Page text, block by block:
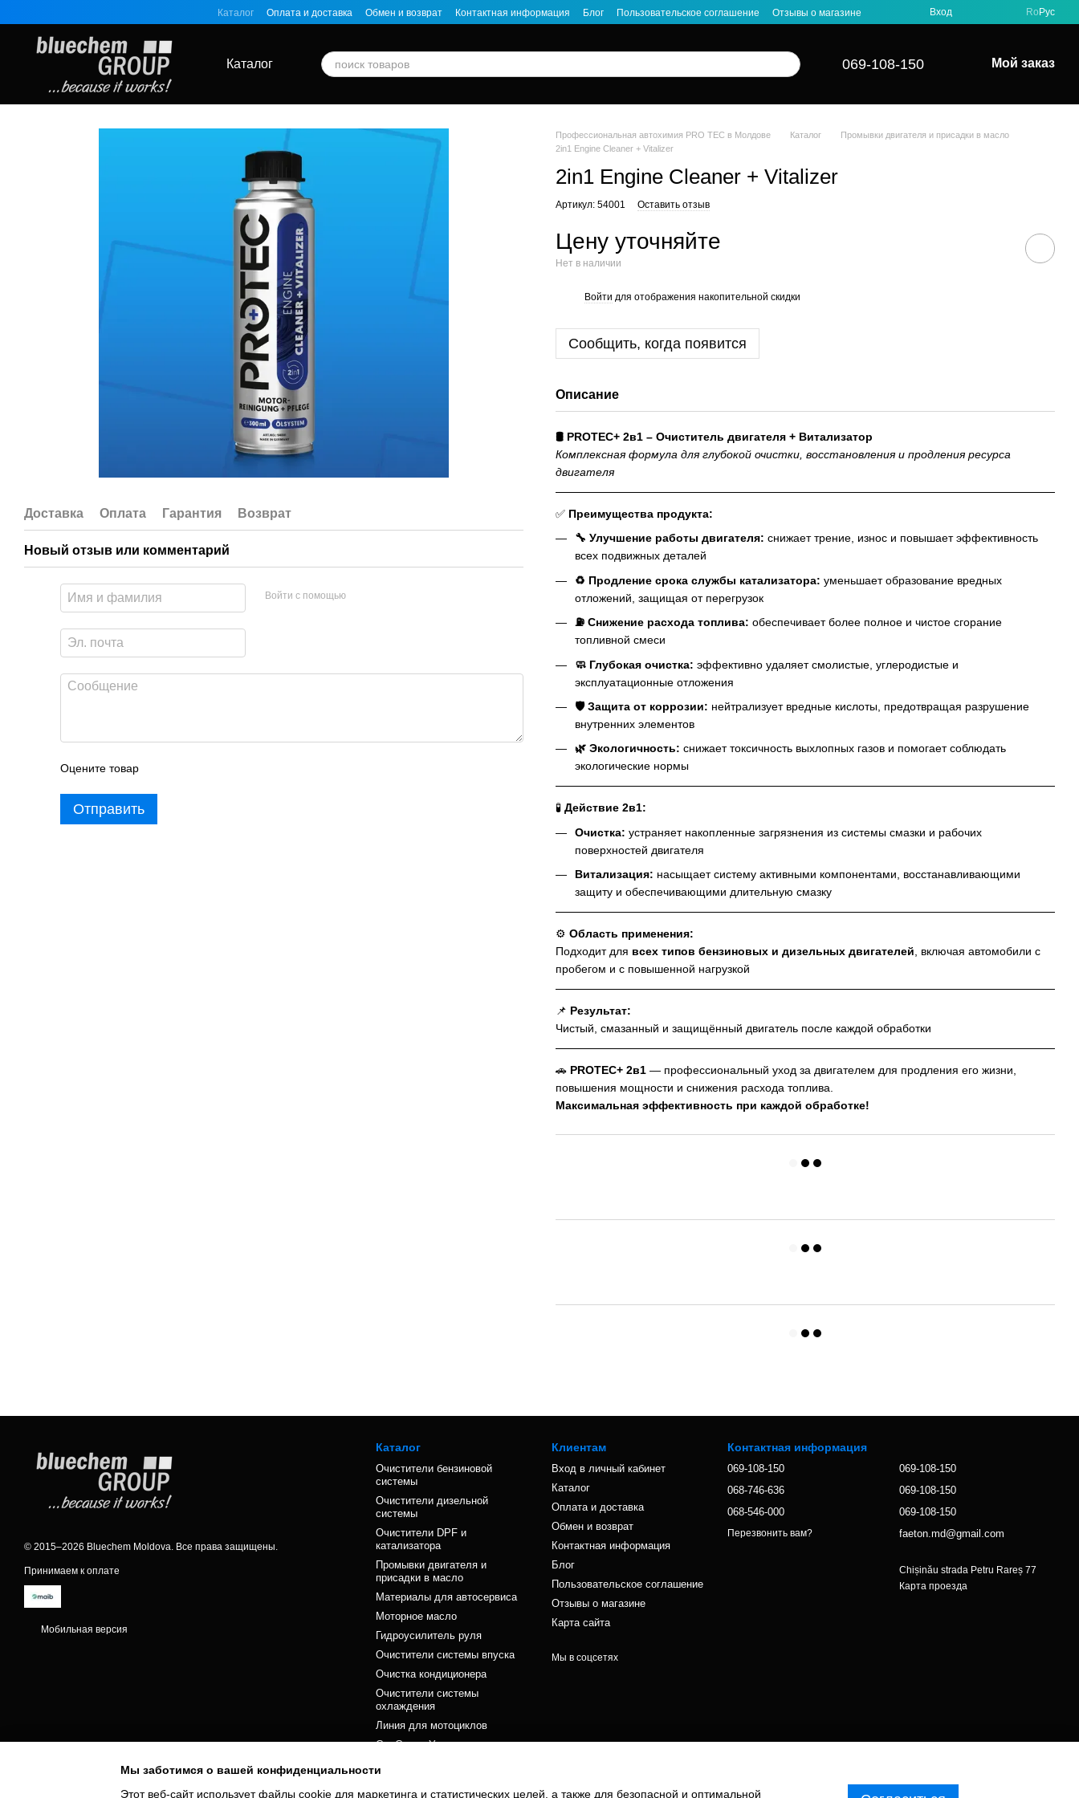
Каталог Оплата и доставка Обмен и возврат Контактная информация Блог Пользовательское соглашение Отзывы о магазине Вход Ro Рус
Каталог 069-108-150 Мой заказ
Доставка Оплата Гарантия Возврат
Новый отзыв или комментарий
Войти с помощью
Оцените товар
Отправить
Профессиональная автохимия PRO TEC в Молдове Каталог
Промывки двигателя и присадки в масло
2in1 Engine Cleaner + Vitalizer
2in1 Engine Cleaner + Vitalizer
Артикул: 54001 Оставить отзыв
Цену уточняйте
Нет в наличии
Войти для отображения накопительной скидки
Сообщить, когда появится
Описание
🛢 PROTEC+ 2в1 – Очиститель двигателя + Витализатор
Комплексная формула для глубокой очистки, восстановления и продления ресурса
двигателя
✅ Преимущества продукта:
🔧 Улучшение работы двигателя: снижает трение, износ и повышает эффективность
всех подвижных деталей
♻ Продление срока службы катализатора: уменьшает образование вредных
отложений, защищая от перегрузок
⛽ Снижение расхода топлива: обеспечивает более полное и чистое сгорание
топливной смеси
🧼 Глубокая очистка: эффективно удаляет смолистые, углеродистые и
эксплуатационные отложения
🛡 Защита от коррозии: нейтрализует вредные кислоты, предотвращая разрушение
внутренних элементов
🌿 Экологичность: снижает токсичность выхлопных газов и помогает соблюдать
экологические нормы
🧪 Действие 2в1:
Очистка: устраняет накопленные загрязнения из системы смазки и рабочих
поверхностей двигателя
Витализация: насыщает систему активными компонентами, восстанавливающими
защиту и обеспечивающими длительную смазку
⚙️ Область применения:
Подходит для всех типов бензиновых и дизельных двигателей , включая автомобили с
пробегом и с повышенной нагрузкой
📌 Результат:
Чистый, смазанный и защищённый двигатель после каждой обработки
🚗 PROTEC+ 2в1 — профессиональный уход за двигателем для продления его жизни,
повышения мощности и снижения расхода топлива.
Максимальная эффективность при каждой обработке!
© 2015–2026 Bluechem Moldova. Все права защищены.
Принимаем к оплате
Мобильная версия
Каталог
Очистители бензиновой
системы
Очистители дизельной
системы
Очистители DPF и
катализатора
Промывки двигателя и
присадки в масло
Материалы для автосервиса
Моторное масло
Гидроусилитель руля
Очистители системы впуска
Очистка кондиционера
Очистители системы
охлаждения
Линия для мотоциклов
Car Care – Уход за кузовом и
Сервисные работы
Клиентам
Вход в личный кабинет
Каталог
Оплата и доставка
Обмен и возврат
Контактная информация
Блог
Пользовательское соглашение
Отзывы о магазине
Карта сайта
Мы в соцсетях
Контактная информация
069-108-150
068-746-636
068-546-000
Перезвонить вам?
069-108-150
069-108-150
069-108-150
faeton.md@gmail.com
Chișinău strada Petru Rareș 77
Карта проезда
Мы заботимся о вашей конфиденциальности
Этот веб-сайт использует файлы cookie для маркетинга и статистических целей, а также для безопасной и оптимальной